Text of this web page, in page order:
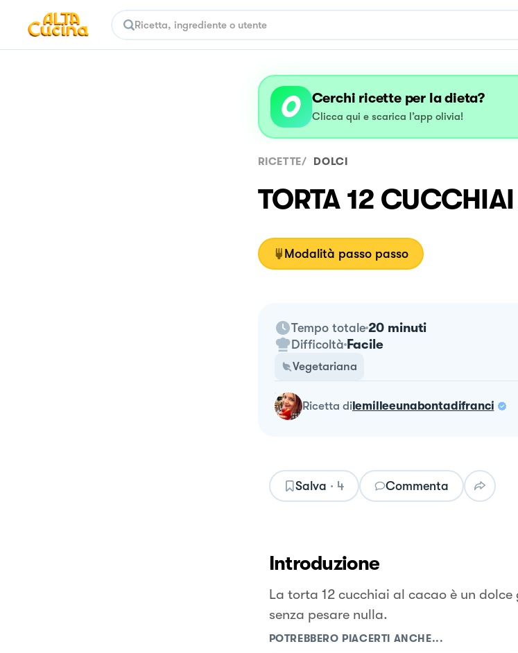
Cerchi ricette per la dieta?
Clicca qui e scarica l’app olivia!
RICETTE/ DOLCI
TORTA 12
Modalità passo passo
Tempo totale 20 minuti
Difficoltà Facile
Vegetariana
ricetta dilemilleeunabontadifranci
Salva · 4 Commenta
Introduzione
La torta 12 cucchiai al cacao è un
senza pesare nulla.
POTREBBERO PIACERTI ANCHE...